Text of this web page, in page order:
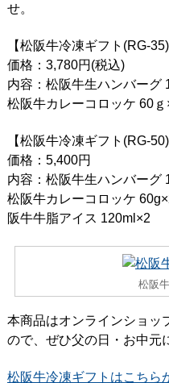
せ。
【松阪牛冷凍ギフト(RG-35)
価格：3,780円(税込)
内容：松阪牛生ハンバーグ
松阪牛カレーコロッケ 60
【松阪牛冷凍ギフト(RG-50)
価格：5,400円
内容：松阪牛生ハンバーグ
松阪牛カレーコロッケ
阪牛牛脂アイス 120ml×2
松阪
本商品はオンラインショッ
ので、ぜひ父の日・お中元
松阪牛冷凍ギフトはこちら